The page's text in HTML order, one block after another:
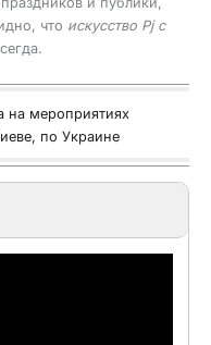
что искусство Pj с
на мероприятиях
по Украине